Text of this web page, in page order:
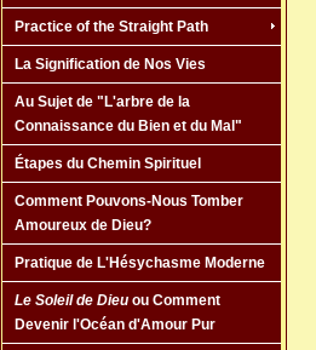
Practice of the Straight Path
La Signification de Nos Vies
Au Sujet de "L'arbre de la
Connaissance du Bien et du Mal"
Étapes du Chemin Spirituel
Comment Pouvons-Nous Tomber
Amoureux de Dieu?
Pratique de L'Hésychasme Moderne
Le Soleil de Dieu ou Comment
Devenir l'Océan d'Amour Pur